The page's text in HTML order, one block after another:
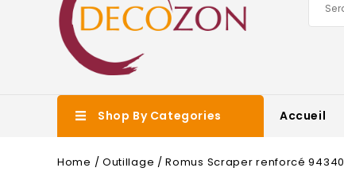
Shop By Categories Accueil
Home Outillage Romus Scraper renforcé 94340